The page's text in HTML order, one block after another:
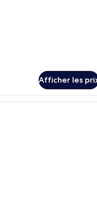
Afficher les
Une chambre d’hôtel